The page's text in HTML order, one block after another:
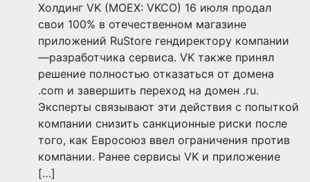
Холдинг VK (MOEX: VKCO) 16 июля продал
свои 100% в отечественном магазине
приложений RuStore гендиректору компании
—разработчика сервиса. VK также принял
решение полностью отказаться от домена
.com и завершить переход на домен .ru.
Эксперты связывают эти действия с попыткой
компании снизить санкционные риски после
того, как Евросоюз ввел ограничения против
компании. Ранее сервисы VK и приложение
[…]